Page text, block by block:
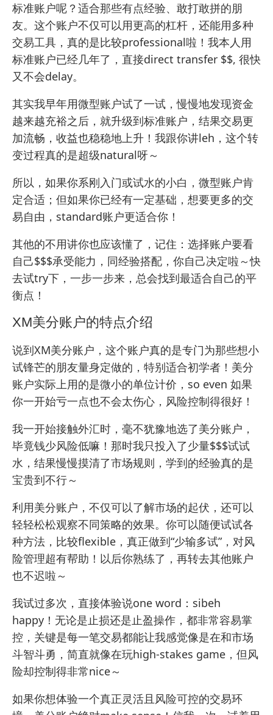
标准账户呢？适合那些有点经验、敢打敢拼的朋
友。这个账户不仅可以用更高的杠杆，还能用多种
交易工具，真的是比较professional啦！我本人用
标准账户已经几年了，直接direct transfer $$, 很快
又不会delay。
其实我早年用微型账户试了一试，慢慢地发现资金
越来越充裕之后，就升级到标准账户，结果交易更
加流畅，收益也稳稳地上升！我跟你讲leh，这个转
变过程真的是超级natural呀～
所以，如果你系刚入门或试水的小白，微型账户肯
定合适；但如果你已经有一定基础，想要更多的交
易自由，standard账户更适合你！
其他的不用讲你也应该懂了，记住：选择账户要看
自己$$$承受能力，同经验搭配，你自己决定啦～快
去试try下，一步一步来，总会找到最适合自己的平
衡点！
XM美分账户的特点介绍
说到XM美分账户，这个账户真的是专门为那些想小
试锋芒的朋友量身定做的，特别适合初学者！美分
账户实际上用的是微小的单位计价，so even 如果
你一开始亏一点也不会太伤心，风险控制得很好！
我一开始接触外汇时，毫不犹豫地选了美分账户，
毕竟钱少风险低嘛！那时我只投入了少量$$$试试
水，结果慢慢摸清了市场规则，学到的经验真的是
宝贵到不行～
利用美分账户，不仅可以了解市场的起伏，还可以
轻轻松松观察不同策略的效果。你可以随便试试各
种方法，比较flexible，真正做到“少输多试”，对风
险管理超有帮助！以后你熟练了，再转去其他账户
也不迟啦～
我试过多次，直接体验说one word：sibeh
happy！无论是止损还是止盈操作，都非常容易掌
控，关键是每一笔交易都能让我感觉像是在和市场
斗智斗勇，简直就像在玩high-stakes game，但风
险却控制得非常nice～
如果你想体验一个真正灵活且风险可控的交易环